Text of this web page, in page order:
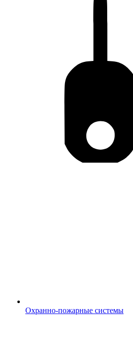
Охранно-пожарные системы